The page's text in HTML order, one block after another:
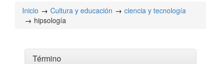
Inicio Cultura y educación
ciencia y tecnología
hipsología
Término